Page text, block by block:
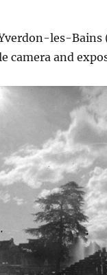
les-Bains
camera and